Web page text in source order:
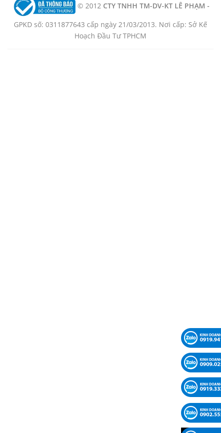
© 2012 CTY TNHH TM-DV-KT LÊ PHẠM -
GPKD số: 0311877643 cấp ngày 21/03/2013. Nơi cấp: Sở Kế
Hoạch Đầu Tư TPHCM